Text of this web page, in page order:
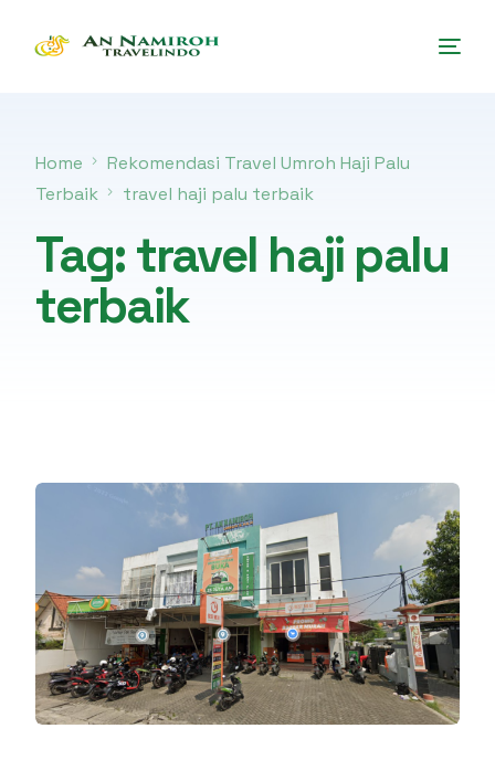
Home
Rekomendasi Travel Umroh Haji Palu
Terbaik
travel haji palu terbaik
Tag:travel haji palu
terbaik